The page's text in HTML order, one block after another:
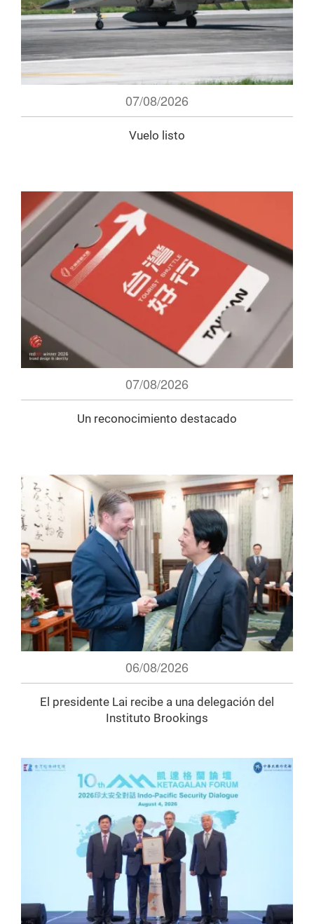
07/08/2026
Vuelo listo
07/08/2026
Un reconocimiento destacado
06/08/2026
El presidente Lai recibe a una delegación del
Instituto Brookings